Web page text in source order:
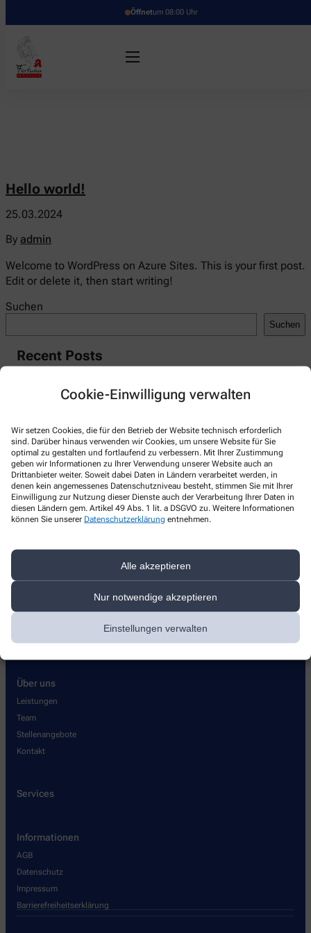
Cookie-Einwilligung verwalten
Wir setzen Cookies, die für den Betrieb der Website technisch erforderlich
sind. Darüber hinaus verwenden wir Cookies, um unsere Website für Sie
optimal zu gestalten und fortlaufend zu verbessern. Mit Ihrer Zustimmung
geben wir Informationen zu Ihrer Verwendung unserer Website auch an
Drittanbieter weiter. Soweit dabei Daten in Ländern verarbeitet werden, in
denen kein angemessenes Datenschutzniveau besteht, stimmen Sie mit Ihrer
Einwilligung zur Nutzung dieser Dienste auch der Verarbeitung Ihrer Daten in
diesen Ländern gem. Artikel 49 Abs. 1 lit. a DSGVO zu. Weitere Informationen
können Sie unserer Datenschutzerklärung entnehmen.
Alle akzeptieren
Nur notwendige akzeptieren
Einstellungen verwalten
Öffnetum 08:00 Uhr
Hello world!
25.03.2024
By admin
Welcome to WordPress on Azure Sites. This is your first post.
Edit or delete it, then start writing!
Suchen
Suchen
Recent Posts
A WordPress CommenterzuHello world!
Kontakt
+49-3581/42 20 22
Über uns
Leistungen
Team
Stellenangebote
Kontakt
Services
Informationen
AGB
Datenschutz
Impressum
Barrierefreiheitserklärung